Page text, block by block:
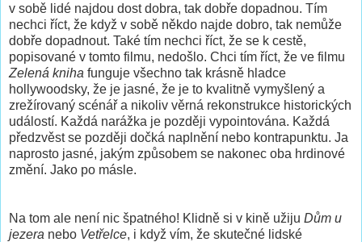
v sobě lidé najdou dost dobra, tak dobře dopadnou. Tím
nechci říct, že když v sobě někdo najde dobro, tak nemůže
dobře dopadnout. Také tím nechci říct, že se k cestě,
popisované v tomto filmu, nedošlo. Chci tím říct, že ve filmu
Zelená kniha funguje všechno tak krásně hladce
hollywoodsky, že je jasné, že je to kvalitně vymyšlený a
zrežírovaný scénář a nikoliv věrná rekonstrukce historických
událostí. Každá narážka je později vypointována. Každá
předzvěst se později dočká naplnění nebo kontrapunktu. Ja
naprosto jasné, jakým způsobem se nakonec oba hrdinové
změní. Jako po másle.
Na tom ale není nic špatného! Klidně si v kině užiju Dům u
jezera nebo Vetřelce, i když vím, že skutečné lidské